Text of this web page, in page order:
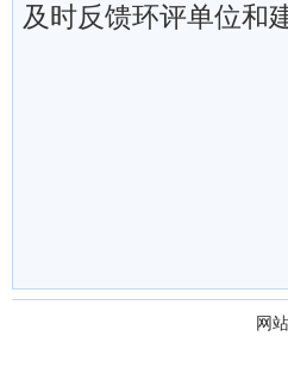
及时反馈环评单位和
网